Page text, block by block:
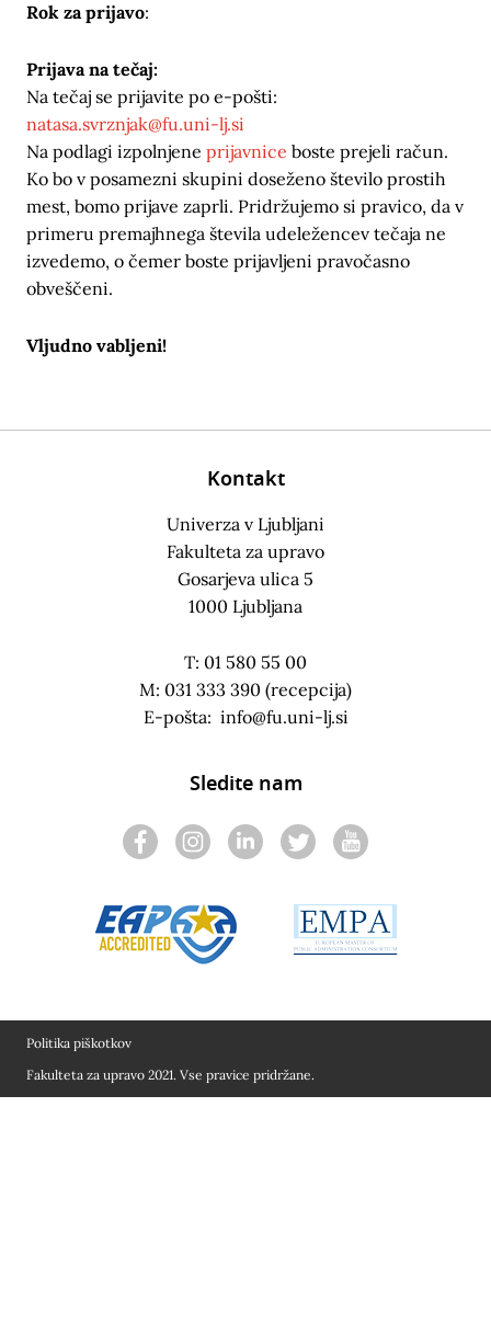
Rok za prijavo:
Prijava na tečaj:
Na tečaj se prijavite po e-pošti:
natasa.svrznjak@fu.uni-lj.si
Na podlagi izpolnjene prijavnice boste prejeli račun.
Ko bo v posamezni skupini doseženo število prostih
mest, bomo prijave zaprli. Pridržujemo si pravico, da v
primeru premajhnega števila udeležencev tečaja ne
izvedemo, o čemer boste prijavljeni pravočasno
obveščeni.
Vljudno vabljeni!
Kontakt
Univerza v Ljubljani
Fakulteta za upravo
Gosarjeva ulica 5
1000 Ljubljana
T: 01 580 55 00
M: 031 333 390 (recepcija)
E-pošta: info@fu.uni-lj.si
Sledite nam
Fakulteta za upravo 2021. Vse pravice pridržane.
Politika piškotkov